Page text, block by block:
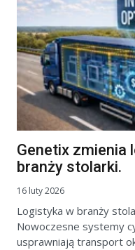
Genetix zmienia
branży stolarki.
16 luty 2026
Logistyka w branży
Nowoczesne systemy
usprawniają transport